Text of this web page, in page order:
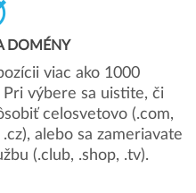
DOMÉNY
viac ako 1000
výbere sa uistite, či
celosvetovo (.com,
alebo sa zameriavate
(.club, .shop, .tv).